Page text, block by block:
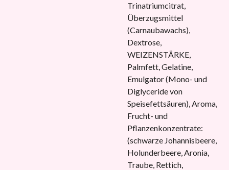
Trinatriumcitrat,
Überzugsmittel
(Carnaubawachs),
Dextrose,
WEIZENSTÄRKE,
Palmfett, Gelatine,
Emulgator (Mono- und
Diglyceride von
Speisefettsäuren), Aroma,
Frucht- und
Pflanzenkonzentrate:
(schwarze Johannisbeere,
Holunderbeere, Aronia,
Traube, Rettich,